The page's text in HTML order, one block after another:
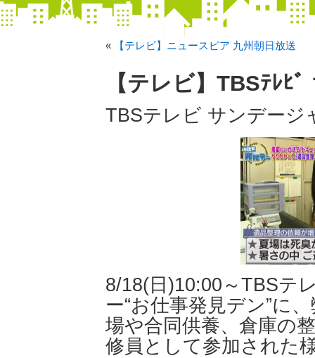
« 【テレビ】ニュースピア 九州朝日放送
【テレビ】TBSﾃﾚﾋ
TBSテレビ サンデージ
8/18(日)10:00～TBSテ
ー“お仕事発見デン”に
場や合同供養、倉庫の
修員として参加された